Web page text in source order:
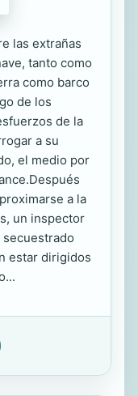
las extrañas
tanto como
como barco
de los
de la
a su
el medio por
a la
un inspector
estar dirigidos